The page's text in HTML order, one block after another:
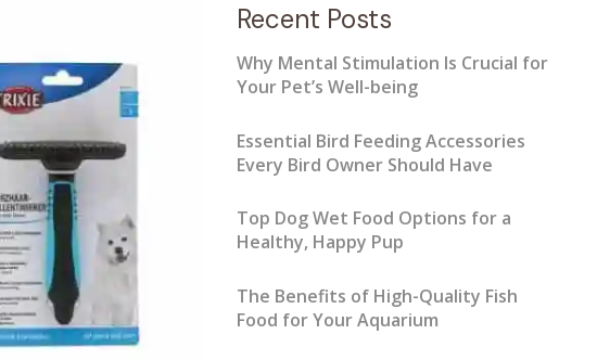
Recent Posts
Why Mental Stimulation Is Crucial for
Your Pet’s Well-being
Essential Bird Feeding Accessories
Every Bird Owner Should Have
Top Dog Wet Food Options for a
Healthy, Happy Pup
The Benefits of High-Quality Fish
Food for Your Aquarium